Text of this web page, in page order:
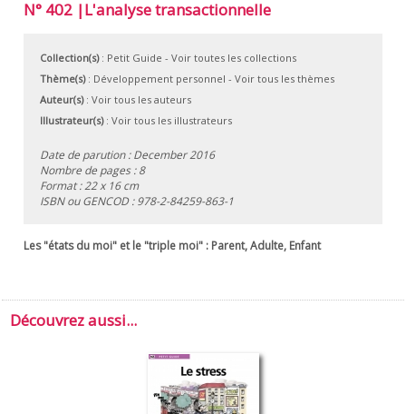
N° 402 |L'analyse transactionnelle
Collection(s): Petit Guide - Voir toutes les collections
Thème(s): Développement personnel - Voir tous les thèmes
Auteur(s): Voir tous les auteurs
Illustrateur(s): Voir tous les illustrateurs
Date de parution : December 2016
Nombre de pages : 8
Format : 22 x 16 cm
ISBN ou GENCOD :978-2-84259-863-1
Les "états du moi" et le "triple moi" : Parent, Adulte, Enfant
Découvrez aussi...